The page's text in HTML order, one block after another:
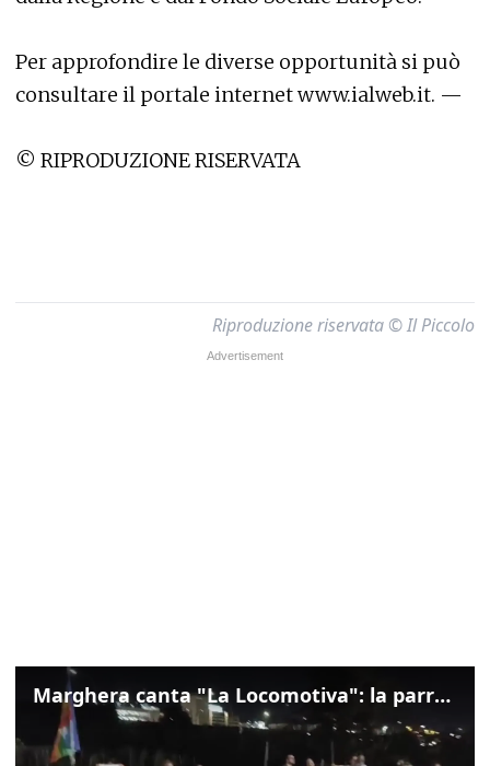
Per approfondire le diverse opportunità si può
consultare il portale internet www.ialweb.it. —
© RIPRODUZIONE RISERVATA
Riproduzione riservata © Il Piccolo
Marghera canta "La Locomotiva": la parrocchia della Cita ricorda Guccini